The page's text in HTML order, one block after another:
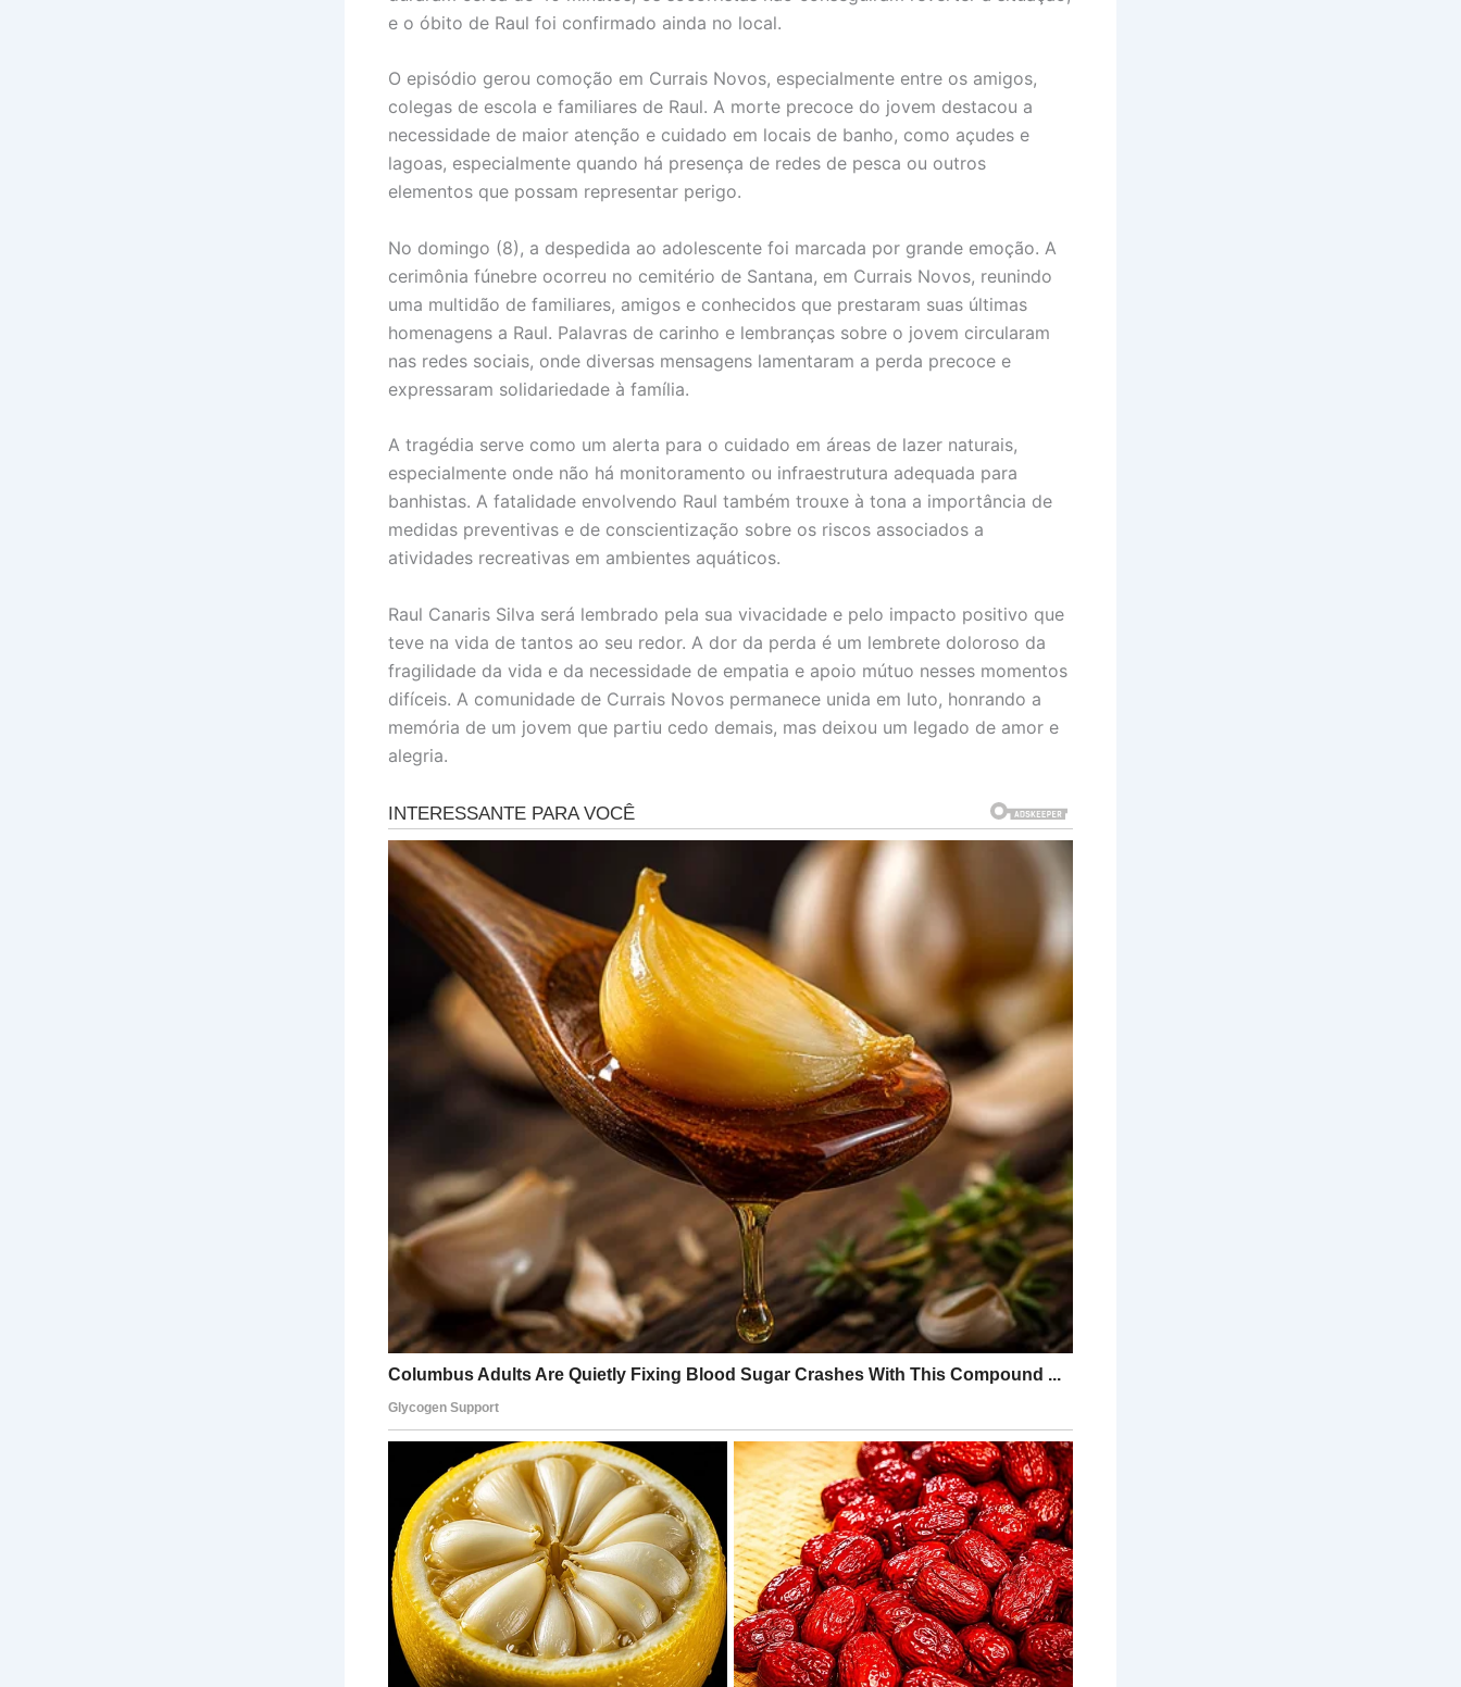
e o óbito de Raul foi confirmado ainda no local.
O episódio gerou comoção em Currais Novos, especialmente entre os amigos,
colegas de escola e familiares de Raul. A morte precoce do jovem destacou a
necessidade de maior atenção e cuidado em locais de banho, como açudes e
lagoas, especialmente quando há presença de redes de pesca ou outros
elementos que possam representar perigo.
No domingo (8), a despedida ao adolescente foi marcada por grande emoção. A
cerimônia fúnebre ocorreu no cemitério de Santana, em Currais Novos, reunindo
uma multidão de familiares, amigos e conhecidos que prestaram suas últimas
homenagens a Raul. Palavras de carinho e lembranças sobre o jovem circularam
nas redes sociais, onde diversas mensagens lamentaram a perda precoce e
expressaram solidariedade à família.
A tragédia serve como um alerta para o cuidado em áreas de lazer naturais,
especialmente onde não há monitoramento ou infraestrutura adequada para
banhistas. A fatalidade envolvendo Raul também trouxe à tona a importância de
medidas preventivas e de conscientização sobre os riscos associados a
atividades recreativas em ambientes aquáticos.
Raul Canaris Silva será lembrado pela sua vivacidade e pelo impacto positivo que
teve na vida de tantos ao seu redor. A dor da perda é um lembrete doloroso da
fragilidade da vida e da necessidade de empatia e apoio mútuo nesses momentos
difíceis. A comunidade de Currais Novos permanece unida em luto, honrando a
memória de um jovem que partiu cedo demais, mas deixou um legado de amor e
alegria.